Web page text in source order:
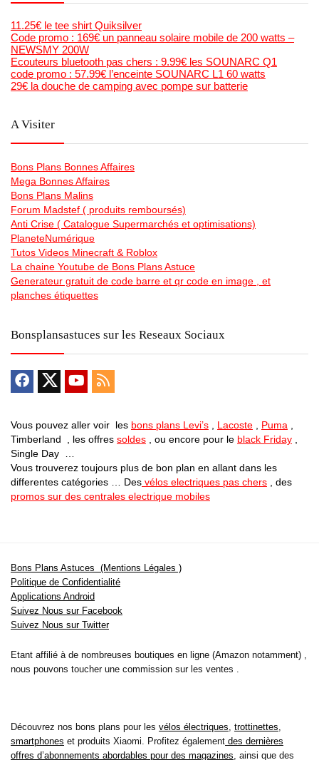
11.25€ le tee shirt Quiksilver
Code promo : 169€ un panneau solaire mobile de 200 watts –
NEWSMY 200W
Ecouteurs bluetooth pas chers : 9.99€ les SOUNARC Q1
code promo : 57.99€ l’enceinte SOUNARC L1 60 watts
29€ la douche de camping avec pompe sur batterie
A Visiter
Bons Plans Bonnes Affaires
Mega Bonnes Affaires
Bons Plans Malins
Forum Madstef ( produits remboursés)
Anti Crise ( Catalogue Supermarchés et optimisations)
PlaneteNumérique
Tutos Videos Minecraft & Roblox
La chaine Youtube de Bons Plans Astuce
Generateur gratuit de code barre et qr code en image , et
planches étiquettes
Bonsplansastuces sur les Reseaux Sociaux
Vous pouvez aller voir les bons plans Levi’s , Lacoste , Puma ,
Timberland , les offres soldes , ou encore pour le black Friday ,
Single Day …
Vous trouverez toujours plus de bon plan en allant dans les
differentes catégories … Des vélos electriques pas chers , des
promos sur des centrales electrique mobiles
Bons Plans Astuces (Mentions Légales )
Politique de Confidentialité
Applications Android
Suivez Nous sur Facebook
Suivez Nous sur Twitter
Etant affilié à de nombreuses boutiques en ligne (Amazon notamment) ,
nous pouvons toucher une commission sur les ventes .
Découvrez nos bons plans pour les vélos électriques, trottinettes,
smartphones et produits Xiaomi. Profitez également des dernières
offres d’abonnements abordables pour des magazines, ainsi que des